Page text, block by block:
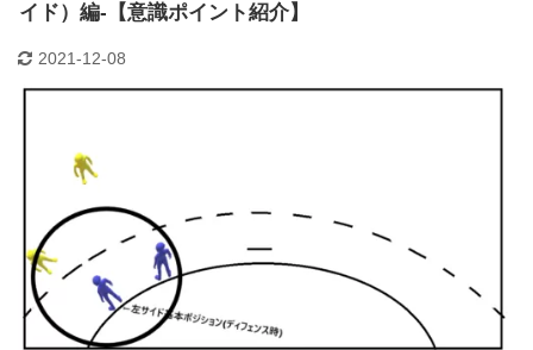
イド）編-【意識ポイント紹介】
2021-12-08